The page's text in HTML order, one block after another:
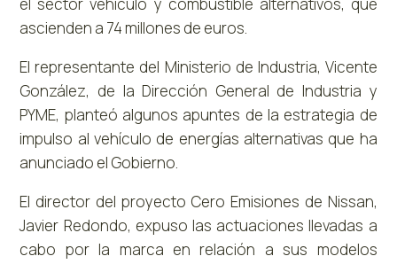
el sector vehículo y combustible alternativos, que
ascienden a 74 millones de euros.
El representante del Ministerio de Industria, Vicente
González, de la Dirección General de Industria y
PYME, planteó algunos apuntes de la estrategia de
impulso al vehículo de energías alternativas que ha
anunciado el Gobierno.
El director del proyecto Cero Emisiones de Nissan,
Javier Redondo, expuso las actuaciones llevadas a
cabo por la marca en relación a sus modelos